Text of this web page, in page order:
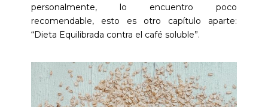
personalmente, lo encuentro poco
recomendable, esto es otro capítulo aparte:
“Dieta Equilibrada contra el café soluble”.